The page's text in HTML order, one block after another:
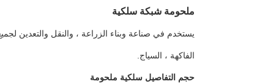
ملحومة شبكة سلكية
يستخدم في صناعة وبناء الزراعة ، والنقل والتعدين
الفاكهة ، السياج.
حجم التفاصيل سلكية ملحومة